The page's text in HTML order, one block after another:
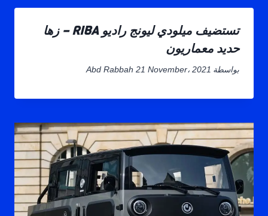
تستضيف ميلودي ليونج راديو RIBA – زها
حديد معماريون
بواسطة Abd Rabbah 21 November، 2021